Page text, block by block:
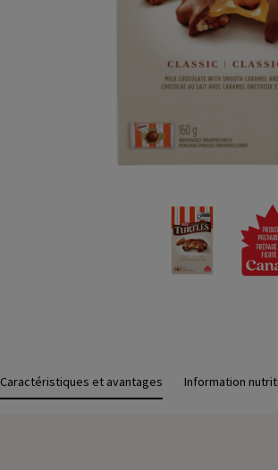
Caractéristiques et avantages Information